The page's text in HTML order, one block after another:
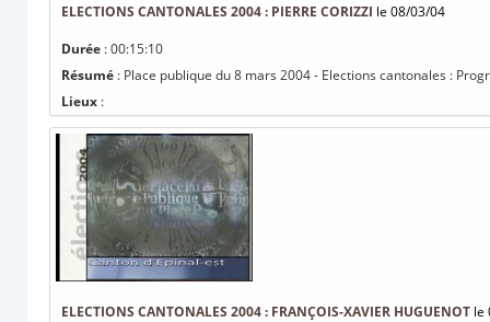
ELECTIONS CANTONALES 2004 : PIERRE CORIZZI le 08/03/04
Durée : 00:15:10
Résumé : Place publique du 8 mars 2004 - Elections cantonales :
Lieux :
ELECTIONS CANTONALES 2004 : FRANÇOIS-XAVIER HUGUENOT le